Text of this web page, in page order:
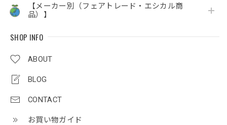
【メーカー別（フェアトレード・エシカル商
品）】
SHOP INFO
ABOUT
BLOG
CONTACT
お買い物ガイド